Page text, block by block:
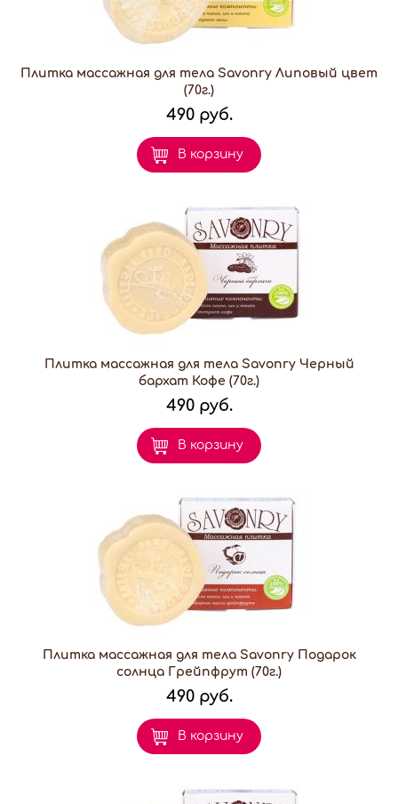
Плитка массажная для тела Savonry Липовый цвет
(70г.)
490 руб.
В корзину
Плитка массажная для тела Savonry Черный
бархат Кофе (70г.)
490 руб.
В корзину
Плитка массажная для тела Savonry Подарок
солнца Грейпфрут (70г.)
490 руб.
В корзину